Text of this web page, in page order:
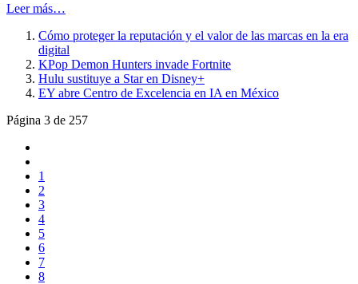
Leer más…
Cómo proteger la reputación y el valor de las marcas en la era
digital
KPop Demon Hunters invade Fortnite
Hulu sustituye a Star en Disney+
EY abre Centro de Excelencia en IA en México
Página 3 de 257
1
2
3
4
5
6
7
8